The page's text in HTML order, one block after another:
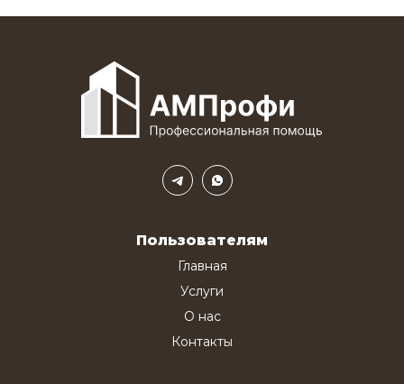
Пользователям
Главная
Услуги
О нас
Контакты